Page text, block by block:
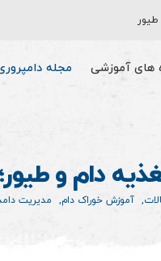
های آموزشی مجله
دام و
, آموزش خوراک دام, مدیریت